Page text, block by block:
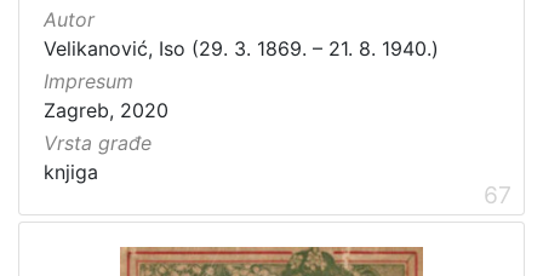
Autor
Velikanović, Iso (29. 3. 1869. – 21. 8. 1940.)
Impresum
Zagreb, 2020
Vrsta građe
knjiga
67